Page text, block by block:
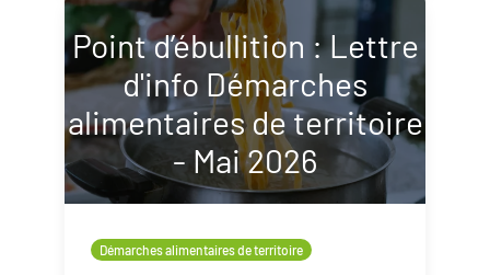
Point d’ébullition : Lettre
d'info Démarches
alimentaires de territoire
- Mai 2026
Démarches alimentaires de territoire